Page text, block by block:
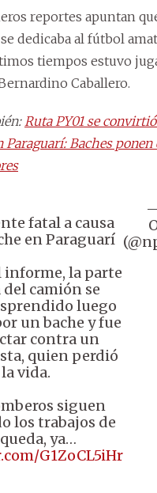
reportes apuntan
dedicaba al fútbol
tiempos estuvo
Caballero.
Ruta PY01 se
Paraguarí: Baches ponen
fatal a causa
en Paraguarí
informe, la parte
camión se
luego
un bache y fue
contra un
quien perdió
la vida.
siguen
los trabajos de
ya…
G1ZoCL5iHr